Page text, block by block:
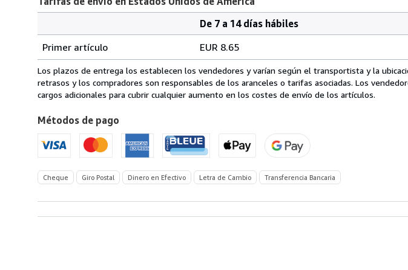
de
envío
en
Estados
de
America
pedido
De 7 a 14 días hábiles
Primer artículo
EUR 8.65
Los plazos de entrega los establecen los vendedores y varían según el transportista y la
retrasos y los compradores son responsables de los aranceles o tarifas asociadas. Los
cargos adicionales para cubrir cualquier aumento en los costes de envío de los artículos.
Métodos de pago
Cheque Giro Postal Dinero en Efectivo Letra de Cambio Transferencia Bancaria